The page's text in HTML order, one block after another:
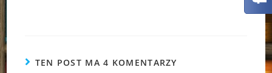
TEN POST MA 4 KOMENTARZY